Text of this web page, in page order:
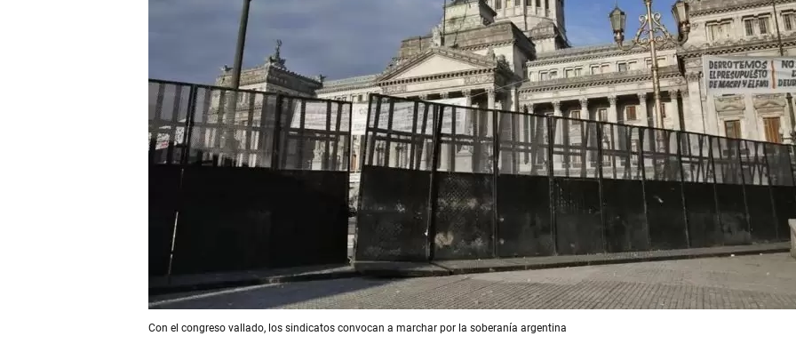
Con el congreso vallado, los sindicatos convocan a marchar por la soberanía argentina